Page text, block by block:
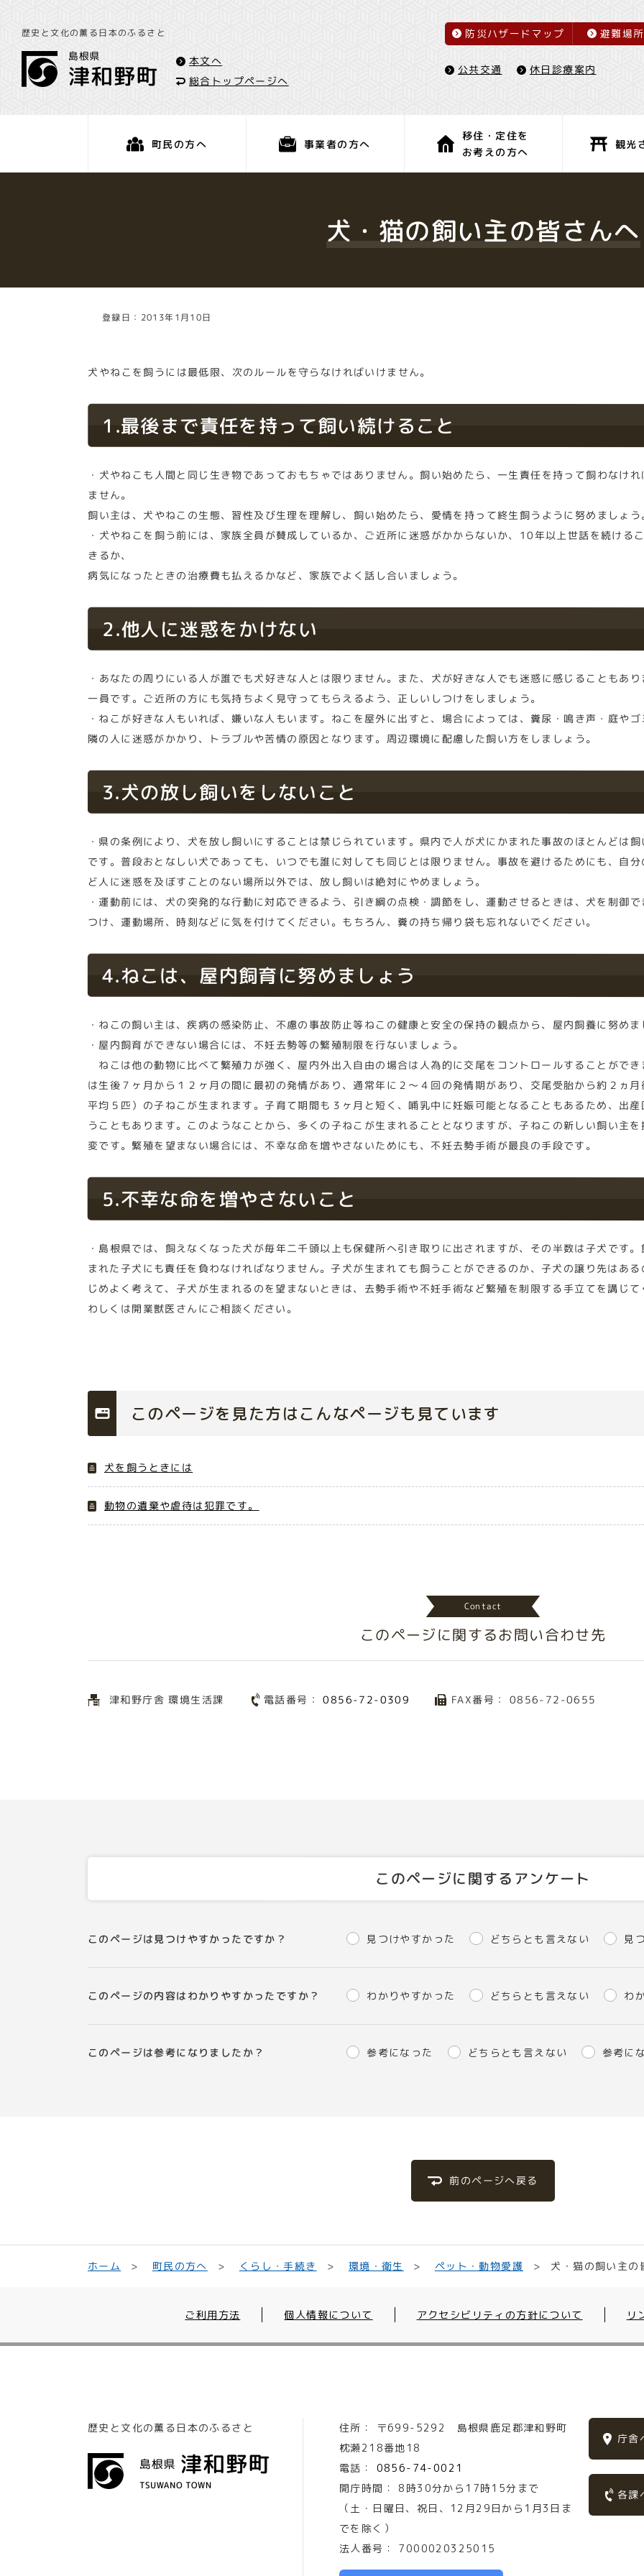
歴史と文化の薫る日本のふるさと
本文へ
総合トップページへ
防災ハザードマップ 避難場所
公共交通 休日診療案内
町民の方へ 事業者の方へ
移住・定住を
お考えの方へ
観光
犬・猫の飼い主の皆さんへ
登録日：2013年1月10日
犬やねこを飼うには最低限、次のルールを守らなければいけません。
1.最後まで責任を持って飼い続けること
・犬やねこも人間と同じ生き物であっておもちゃではありません。飼い始めたら、一生責任を持って飼わなけれ
ません。
飼い主は、犬やねこの生態、習性及び生理を理解し、飼い始めたら、愛情を持って終生飼うように努めましょう
・犬やねこを飼う前には、家族全員が賛成しているか、ご近所に迷惑がかからないか、10年以上世話を続ける
きるか、
病気になったときの治療費も払えるかなど、家族でよく話し合いましょう。
2.他人に迷惑をかけない
・あなたの周りにいる人が誰でも犬好きな人とは限りません。また、犬が好きな人でも迷惑に感じることもあ
一員です。ご近所の方にも気持ちよく見守ってもらえるよう、正しいしつけをしましょう。
・ねこが好きな人もいれば、嫌いな人もいます。ねこを屋外に出すと、場合によっては、糞尿・鳴き声・庭や
隣の人に迷惑がかかり、トラブルや苦情の原因となります。周辺環境に配慮した飼い方をしましょう。
3.犬の放し飼いをしないこと
・県の条例により、犬を放し飼いにすることは禁じられています。県内で人が犬にかまれた事故のほとんどは飼
です。普段おとなしい犬であっても、いつでも誰に対しても同じとは限りません。事故を避けるためにも、自
ど人に迷惑を及ぼすことのない場所以外では、放し飼いは絶対にやめましょう。
・運動前には、犬の突発的な行動に対応できるよう、引き綱の点検・調節をし、運動させるときは、犬を制御
つけ、運動場所、時刻などに気を付けてください。もちろん、糞の持ち帰り袋も忘れないでください。
4.ねこは、屋内飼育に努めましょう
・ねこの飼い主は、疾病の感染防止、不慮の事故防止等ねこの健康と安全の保持の観点から、屋内飼養に努めま
・屋内飼育ができない場合には、不妊去勢等の繁殖制限を行ないましょう。
ねこは他の動物に比べて繁殖力が強く、屋内外出入自由の場合は人為的に交尾をコントロールすることができ
は生後７ヶ月から１２ヶ月の間に最初の発情があり、通常年に２～４回の発情期があり、交尾受胎から約２ヵ月
平均５匹）の子ねこが生まれます。子育て期間も３ヶ月と短く、哺乳中に妊娠可能となることもあるため、出
うこともあります。このようなことから、多くの子ねこが生まれることとなりますが、子ねこの新しい飼い主
変です。繁殖を望まない場合には、不幸な命を増やさないためにも、不妊去勢手術が最良の手段です。
5.不幸な命を増やさないこと
・島根県では、飼えなくなった犬が毎年二千頭以上も保健所へ引き取りに出されますが、その半数は子犬です。
まれた子犬にも責任を負わなければなりません。子犬が生まれても飼うことができるのか、子犬の譲り先はあ
じめよく考えて、子犬が生まれるのを望まないときは、去勢手術や不妊手術など繁殖を制限する手立てを講じて
わしくは開業獣医さんにご相談ください。
このページを見た方はこんなページも見ています
犬を飼うときには
動物の遺棄や虐待は犯罪です。
Contact
このページに関するお問い合わせ先
津和野庁舎 環境生活課 電話番号：0856-72-0309 FAX番号： 0856-72-0655
このページに関するアンケート
このページは見つけやすかったですか？ 見つけやすかった どちらとも言えない 見
このページの内容はわかりやすかったですか？ わかりやすかった どちらとも言えない わ
このページは参考になりましたか？ 参考になった どちらとも言えない 参考に
前のページへ戻る
ホーム 町民の方へ くらし・手続き 環境・衛生 ペット・動物愛護 犬・猫の飼い主の
ご利用方法 個人情報について アクセシビリティの方針について リ
歴史と文化の薫る日本のふるさと 住所： 〒699-5292 島根県鹿足郡津和野町
枕瀬218番地18
電話：
0856-74-0021
開庁時間：
8時30分から17時15分まで
（土・日曜日、祝日、12月29日から1月3日ま
でを除く）
法人番号：
7000020325015
庁舎
各課